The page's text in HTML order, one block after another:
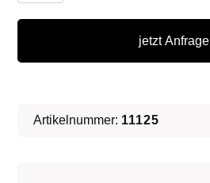
No.1
jetzt
Artikelnummer: 11125